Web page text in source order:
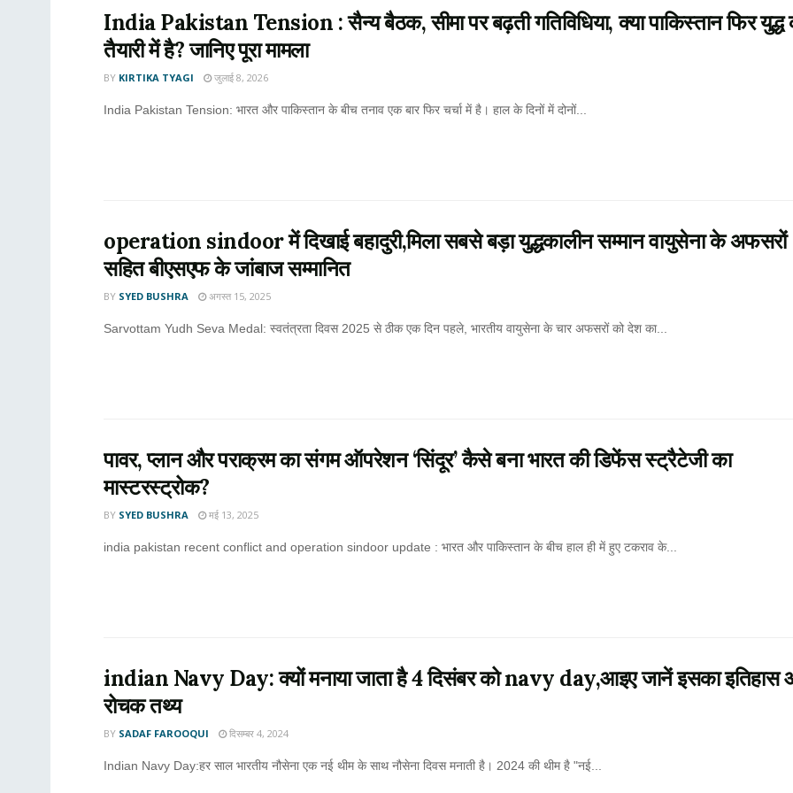
India Pakistan Tension : सैन्य बैठक, सीमा पर बढ़ती गतिविधिया, क्या पाकिस्तान फिर युद्ध
तैयारी में है? जानिए पूरा मामला
BY KIRTIKA TYAGI जुलाई 8, 2026
India Pakistan Tension: भारत और पाकिस्तान के बीच तनाव एक बार फिर चर्चा में है। हाल के दिनों में दोनों...
operation sindoor में दिखाई बहादुरी,मिला सबसे बड़ा युद्धकालीन सम्मान वायुसेना के अफसरों
सहित बीएसएफ के जांबाज सम्मानित
BY SYED BUSHRA अगस्त 15, 2025
Sarvottam Yudh Seva Medal: स्वतंत्रता दिवस 2025 से ठीक एक दिन पहले, भारतीय वायुसेना के चार अफसरों को देश का...
पावर, प्लान और पराक्रम का संगम ऑपरेशन ‘सिंदूर’ कैसे बना भारत की डिफेंस स्ट्रैटेजी का
मास्टरस्ट्रोक?
BY SYED BUSHRA मई 13, 2025
india pakistan recent conflict and operation sindoor update : भारत और पाकिस्तान के बीच हाल ही में हुए टकराव के...
indian Navy Day: क्यों मनाया जाता है 4 दिसंबर को navy day,आइए जानें इसका इतिहास
रोचक तथ्य
BY SADAF FAROOQUI दिसम्बर 4, 2024
Indian Navy Day:हर साल भारतीय नौसेना एक नई थीम के साथ नौसेना दिवस मनाती है। 2024 की थीम है "नई...